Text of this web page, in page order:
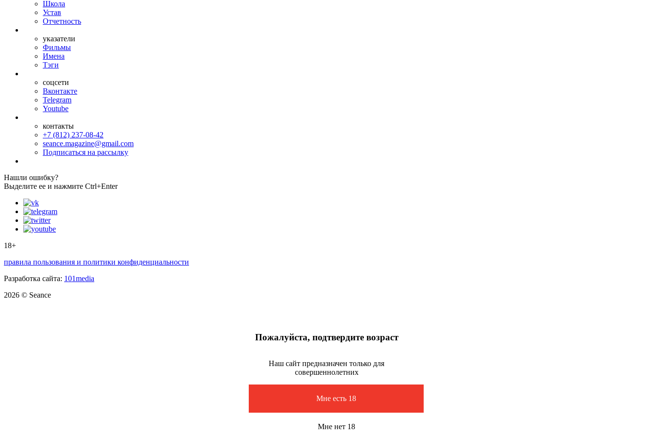
Школа
Устав
Отчетность
указатели
Фильмы
Имена
Тэги
соцсети
Вконтакте
Telegram
Youtube
контакты
+7 (812) 237-08-42
seance.magazine@gmail.com
Подписаться на рассылку
Нашли ошибку?
Выделите ее и нажмите Ctrl+Enter
18+
правила пользования и политики конфиденциальности
Разработка сайта: 101media
2026 © Seance
Пожалуйста, подтвердите возраст
Наш сайт предназначен только для
совершеннолетних
Мне есть 18
Мне нет 18